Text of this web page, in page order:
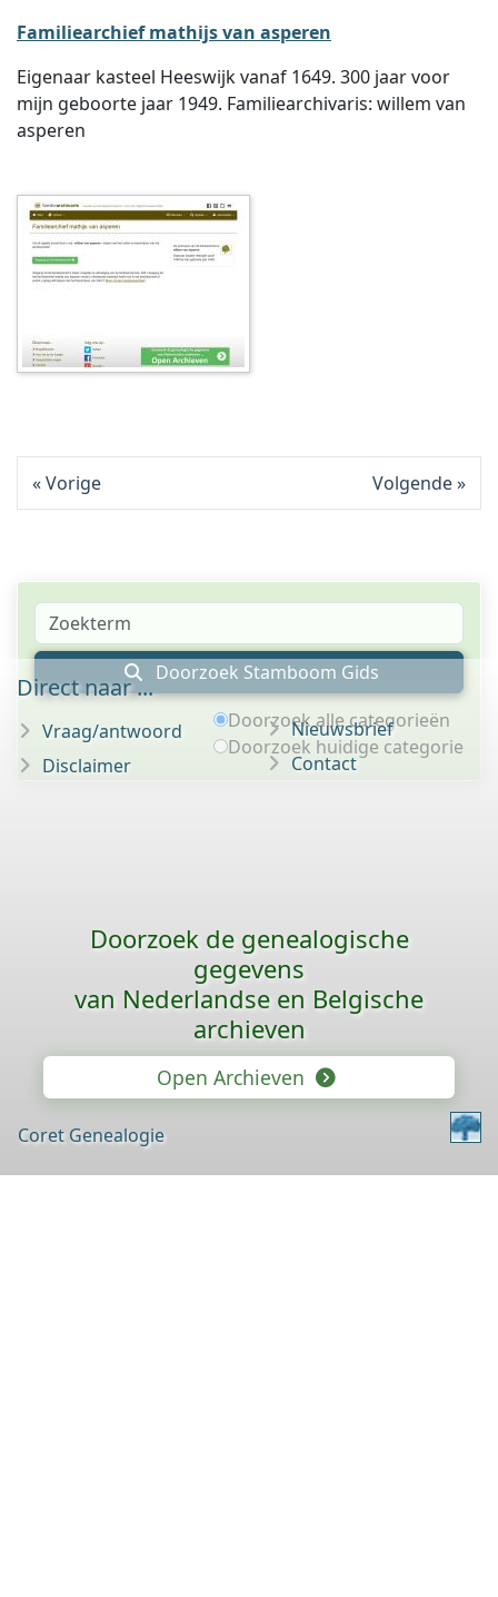
Familiearchief mathijs van asperen
Eigenaar kasteel Heeswijk vanaf 1649. 300 jaar voor
mijn geboorte jaar 1949. Familiearchivaris: willem van
asperen
Vorige Volgende
Doorzoek Stamboom Gids
Doorzoek alle categorieën
Doorzoek huidige categorie
Direct naar ...
Vraag/antwoord
Disclaimer
Nieuwsbrief
Contact
Doorzoek de genealogische
gegevens
van Nederlandse en Belgische
archieven
Open Archieven
Coret Genealogie